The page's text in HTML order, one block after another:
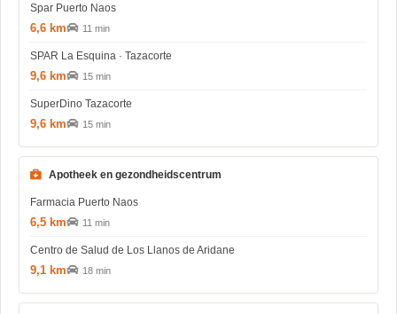
Spar Puerto Naos
6,6 km 11 min
SPAR La Esquina · Tazacorte
9,6 km 15 min
SuperDino Tazacorte
9,6 km 15 min
Apotheek en gezondheidscentrum
Farmacia Puerto Naos
6,5 km 11 min
Centro de Salud de Los Llanos de Aridane
9,1 km 18 min